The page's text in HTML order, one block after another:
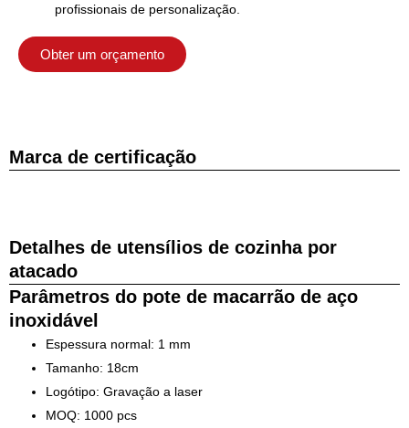
profissionais de personalização.
Obter um orçamento
Marca de certificação
Detalhes de utensílios de cozinha por
atacado
Parâmetros do pote de macarrão de aço
inoxidável
Espessura normal: 1 mm
Tamanho: 18cm
Logótipo: Gravação a laser
MOQ: 1000 pcs